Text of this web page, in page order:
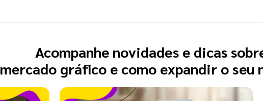
Acompanhe novidades e dicas
mercado gráfico e como expandir o seu